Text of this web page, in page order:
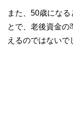
また、50歳にな
とで、老後資金
えるのではないで